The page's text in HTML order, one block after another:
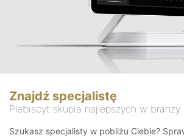
Znajdź specjalistę
Plebiscyt skupia najlepszych w branży
Szukasz specjalisty w pobliżu Ciebie?